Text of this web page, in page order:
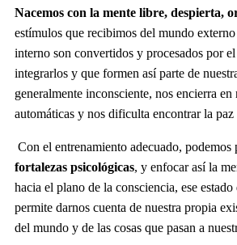
Nacemos con la mente libre, despierta,
estímulos que recibimos del mundo
interno son convertidos y procesados por
integrarlos y que formen así parte de
generalmente inconsciente, nos encierra en
automáticas y nos dificulta encontrar la paz
Con el entrenamiento adecuado, podemos
fortalezas psicológicas, y enfocar así la
hacia el plano de la consciencia, ese
permite darnos cuenta de nuestra propia
del mundo y de las cosas que pasan a